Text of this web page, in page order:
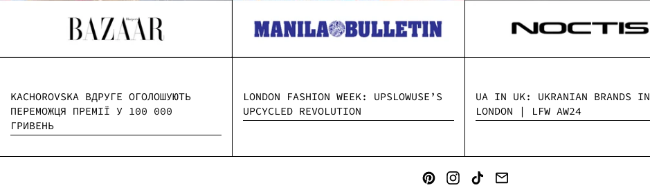
KACHOROVSKA ВДРУГЕ ОГОЛОШУЮТЬ
ПЕРЕМОЖЦЯ ПРЕМІЇ У 100 000
ГРИВЕНЬ
LONDON FASHION WEEK: UPSLOWUSE’S
UPCYCLED REVOLUTION
UA IN UK: UKRANIAN BRANDS IN
LONDON | LFW AW24
PINTERESTINSTAGRAM
TIKTOKEMAIL